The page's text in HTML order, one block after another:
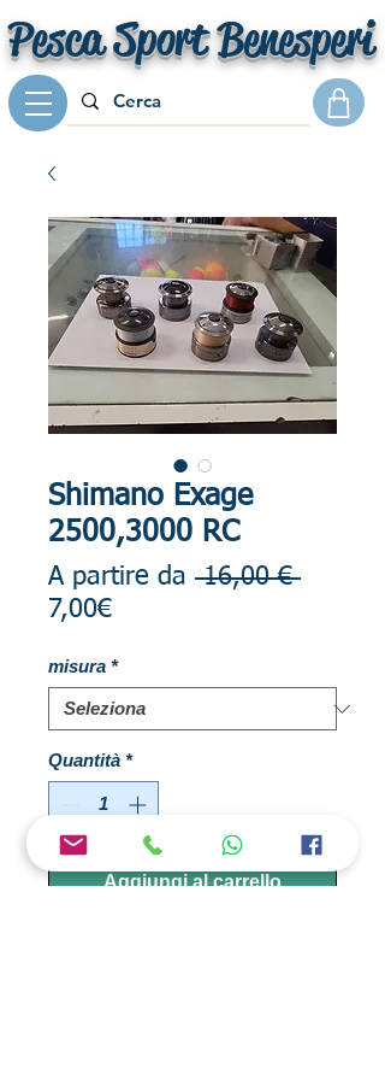
Pesca Sport Benesperi
Shimano Exage
2500,3000 RC
A partire da 16,00 € Prezzo
7,00€Prezzo
misura *
Quantità *
Aggiungi al carrello